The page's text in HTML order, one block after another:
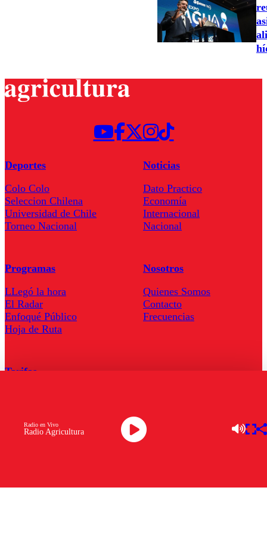
Radio Agricultura
Radio en Vivo
Deportes
Colo Colo
Seleccion Chilena
Universidad de Chile
Torneo Nacional
Noticias
Dato Practico
Economía
Internacional
Nacional
Programas
LLegó la hora
El Radar
Enfoqué Público
Hoja de Ruta
Nosotros
Quienes Somos
Contacto
Frecuencias
Tarifas
Descarga la APP